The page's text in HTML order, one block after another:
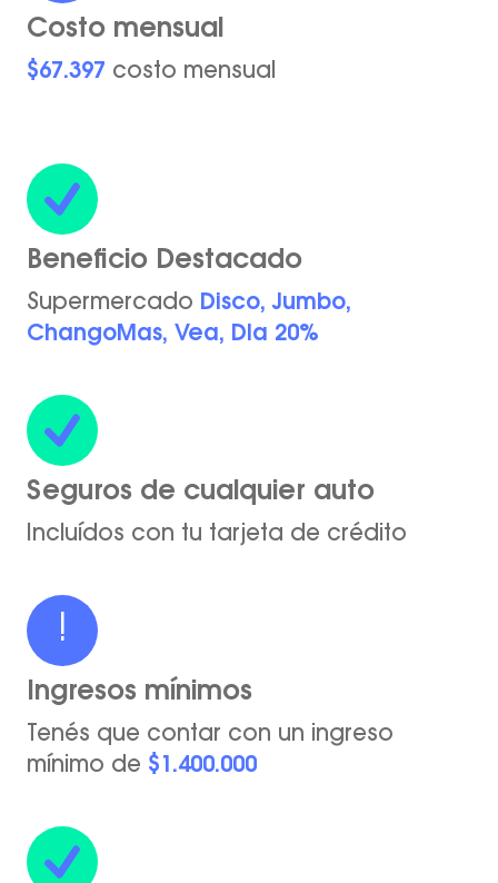
Costo mensual
$67.397 costo mensual
Beneficio Destacado
Supermercado Disco, Jumbo,
ChangoMas, Vea, DIa 20%
Seguros de cualquier auto
Incluídos con tu tarjeta de crédito
!
Ingresos mínimos
Tenés que contar con un ingreso
mínimo de $1.400.000